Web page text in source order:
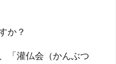
か？
「灌仏会（かんぶつ